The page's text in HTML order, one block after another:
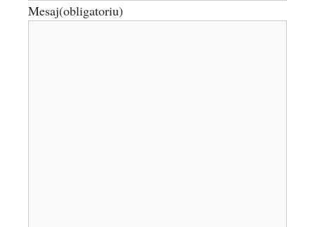
Mesaj(obligatoriu)